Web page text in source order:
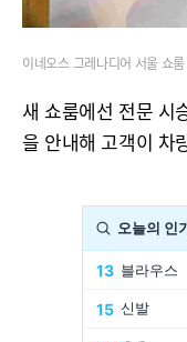
이네오스 그레나디어 서울 쇼
새 쇼룸에선 전문 시
을 안내해 고객이 차